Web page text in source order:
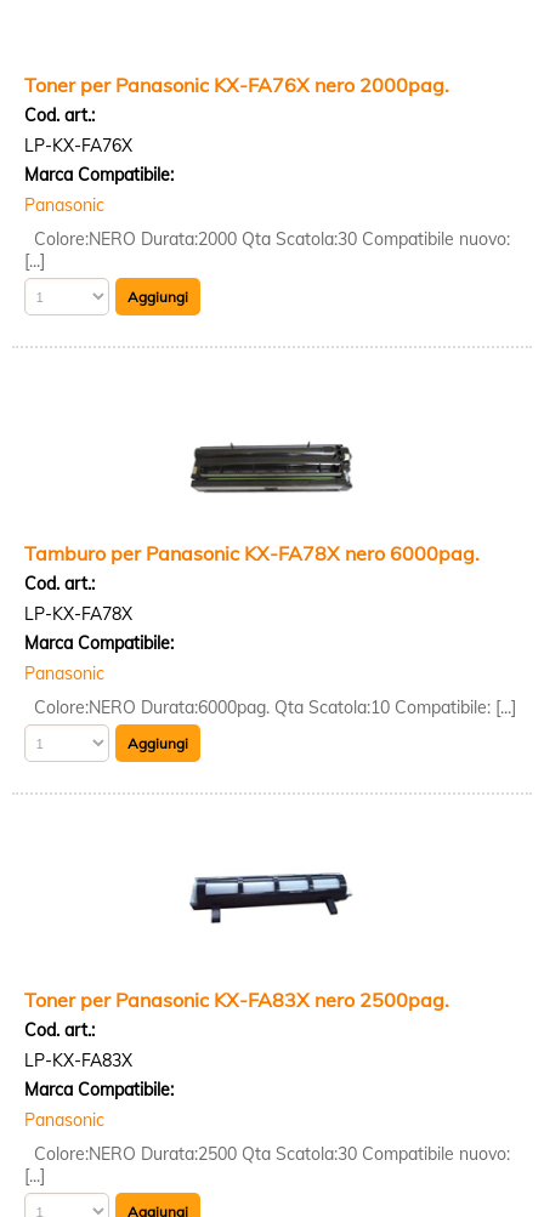
Toner per Panasonic KX-FA76X nero 2000pag.
Cod. art.:
LP-KX-FA76X
Marca Compatibile:
Panasonic
Colore:NERO Durata:2000 Qta Scatola:30 Compatibile nuovo:
[...]
Tamburo per Panasonic KX-FA78X nero 6000pag.
Cod. art.:
LP-KX-FA78X
Marca Compatibile:
Panasonic
Colore:NERO Durata:6000pag. Qta Scatola:10 Compatibile: [...]
Toner per Panasonic KX-FA83X nero 2500pag.
Cod. art.:
LP-KX-FA83X
Marca Compatibile:
Panasonic
Colore:NERO Durata:2500 Qta Scatola:30 Compatibile nuovo:
[...]